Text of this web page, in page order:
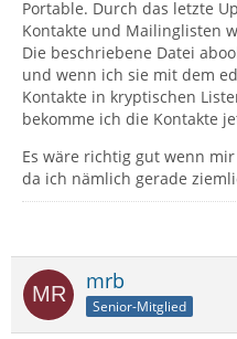
Portable. Durch das letzte
Kontakte und Mailinglisten
Die beschriebene Datei
und wenn ich sie mit dem
Kontakte in kryptischen
bekomme ich die Kontakte
Es wäre richtig gut wenn
da ich nämlich gerade
mrb
Senior-Mitglied